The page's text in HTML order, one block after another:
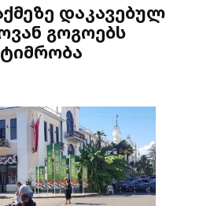
დაკავებულ
გოგოებს